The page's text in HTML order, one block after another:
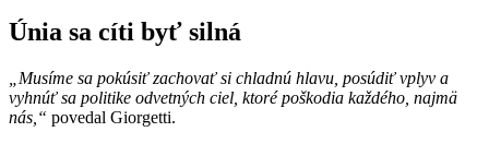
Únia sa cíti byť silná
„Musíme sa pokúsiť zachovať si chladnú hlavu, posúdiť vplyv a
vyhnúť sa politike odvetných ciel, ktoré poškodia každého, najmä
nás,“ povedal Giorgetti.